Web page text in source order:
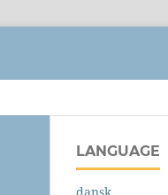
LANGUAGE